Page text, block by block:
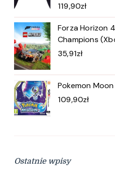
119,90zł
Forza Horizon
Champions
35,91zł
Pokemon
109,90zł
Ostatnie wpisy